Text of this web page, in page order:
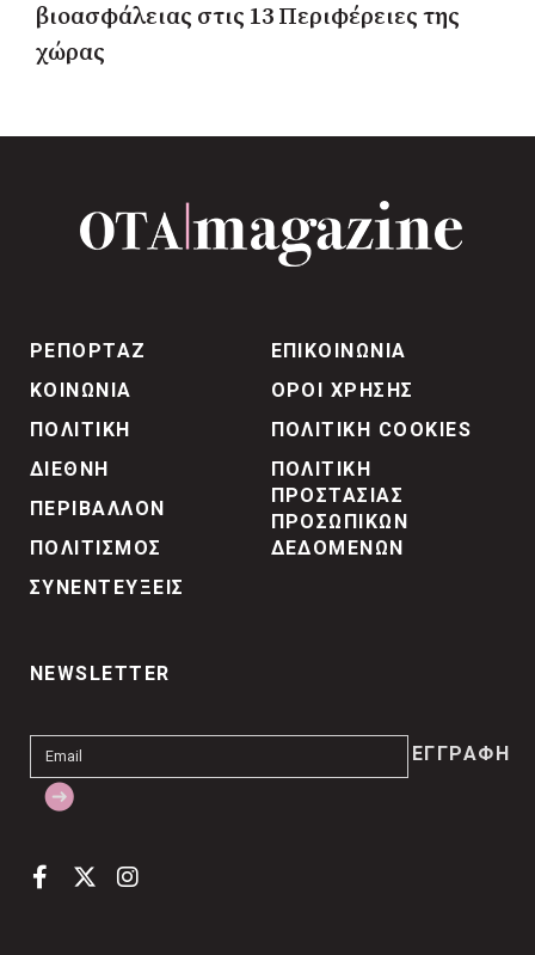
βιοασφάλειας στις 13 Περιφέρειες της
χώρας
ΡΕΠΟΡΤΑΖ
ΚΟΙΝΩΝΙΑ
ΠΟΛΙΤΙΚΗ
ΔΙΕΘΝΗ
ΠΕΡΙΒΑΛΛΟΝ
ΠΟΛΙΤΙΣΜΟΣ
ΣΥΝΕΝΤΕΥΞΕΙΣ
ΕΠΙΚΟΙΝΩΝΙΑ
ΟΡΟΙ ΧΡΗΣΗΣ
ΠΟΛΙΤΙΚΗ COOKIES
ΠΟΛΙΤΙΚΗ
ΠΡΟΣΤΑΣΙΑΣ
ΠΡΟΣΩΠΙΚΩΝ
ΔΕΔΟΜΕΝΩΝ
NEWSLETTER